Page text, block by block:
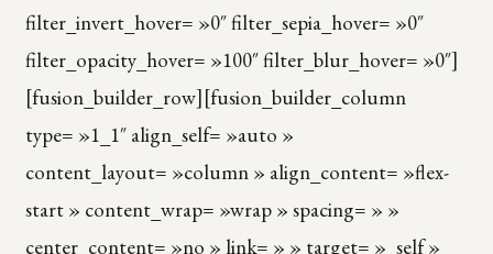
filter_invert_hover= »0″ filter_sepia_hover= »0″
filter_opacity_hover= »100″ filter_blur_hover= »0″]
[fusion_builder_row][fusion_builder_column
type= »1_1″ align_self= »auto »
content_layout= »column » align_content= »flex-
start » content_wrap= »wrap » spacing= » »
center_content= »no » link= » » target= »_self »